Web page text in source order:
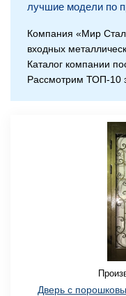
лучшие модели по
Компания «Мир
входных
Каталог компании
Рассмотрим ТОП-10
Дверь с